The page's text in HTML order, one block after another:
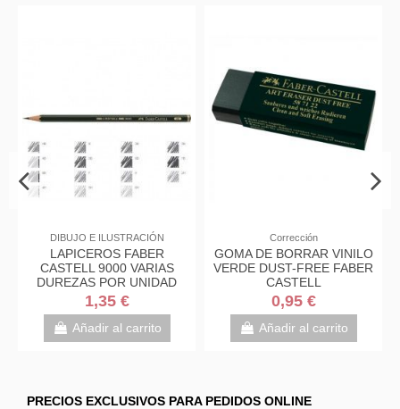
DIBUJO E ILUSTRACIÓN
LAPICEROS FABER
CASTELL 9000 VARIAS
DUREZAS POR UNIDAD
1,35 €
Añadir al carrito
Corrección
GOMA DE BORRAR VINILO
VERDE DUST-FREE FABER
CASTELL
0,95 €
Añadir al carrito
PRECIOS EXCLUSIVOS PARA PEDIDOS ONLINE